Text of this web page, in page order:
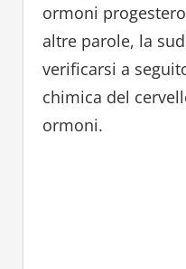
ormoni
altre parole, la
verificarsi a
chimica del
ormoni.